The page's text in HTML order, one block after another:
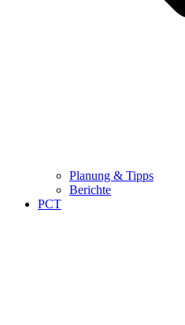
Planung & Tipps
Berichte
PCT